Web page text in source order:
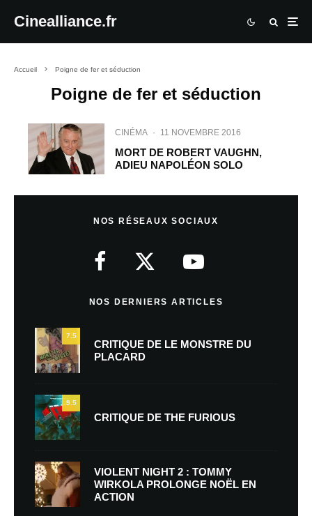
Cinealliance.fr
Accueil Poigne de fer et séduction
Poigne de fer et séduction
CINÉMA · 11 NOVEMBRE 2016
MORT DE ROBERT VAUGHN,
ADIEU NAPOLÉON SOLO
NOS RÉSEAUX SOCIAUX
NOS DERNIERS ARTICLES
7.5
CRITIQUE DE LE MONSTRE DU
PLACARD
9.5
CRITIQUE DE THE FURIOUS
VIOLENT NIGHT 2 : TOMMY
WIRKOLA PROLONGE NOËL EN
ACTION